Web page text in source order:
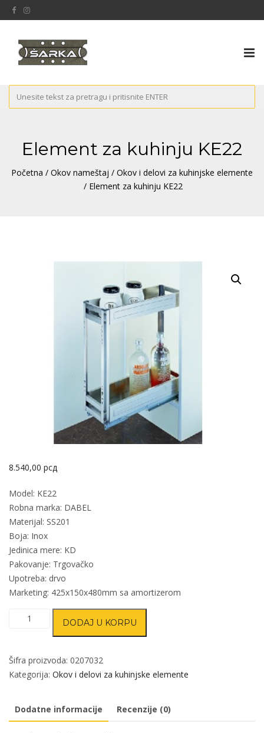
Element za kuhinju KE22
Početna / Okov nameštaj / Okov i delovi za kuhinjske elemente
/ Element za kuhinju KE22
8.540,00 рсд
Model: KE22
Robna marka: DABEL
Materijal: SS201
Boja: Inox
Jedinica mere: KD
Pakovanje: Trgovačko
Upotreba: drvo
Marketing: 425x150x480mm sa amortizerom
Element
KE22
količina
DODAJ U KORPU
Šifra proizvoda: 0207032
Kategorija: Okov i delovi za kuhinjske elemente
Dodatne informacije Recenzije (0)